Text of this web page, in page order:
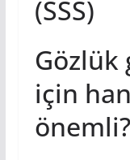
(SSS)
Gözlük
için
önemli?